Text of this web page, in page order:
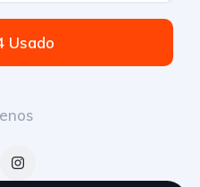
Usado